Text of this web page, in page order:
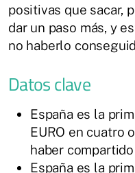
positivas que sacar,
dar un paso más, y
no haberlo
Datos clave
España es la
EURO en cuatro
haber
España es la